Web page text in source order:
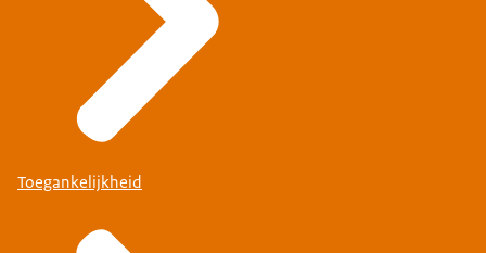
Toegankelijkheid